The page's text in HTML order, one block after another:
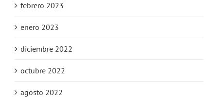
febrero 2023
enero 2023
diciembre 2022
octubre 2022
agosto 2022